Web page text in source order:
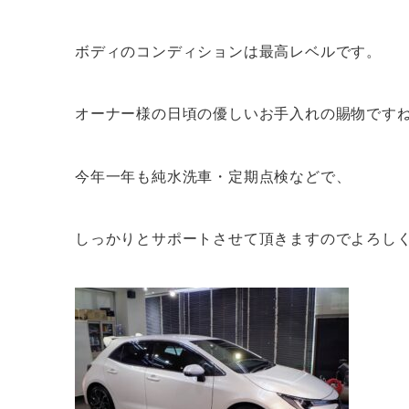
ボディのコンディションは最高レベルです。
オーナー様の日頃の優しいお手入れの賜物です
今年一年も純水洗車・定期点検などで、
しっかりとサポートさせて頂きますのでよろし